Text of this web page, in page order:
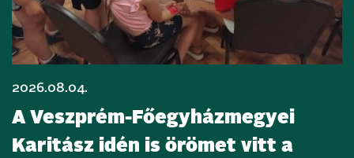
2026.08.04.
A Veszprém-Főegyházmegyei
Karitász idén is örömet vitt a